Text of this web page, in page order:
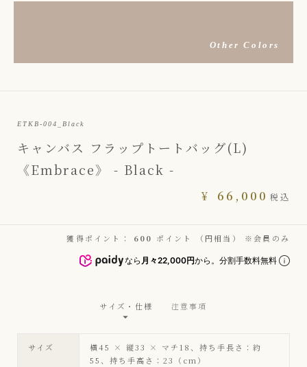
Other Colors
ETKB-004_Black
キャンバス フラップトートバッグ(L)
《Embrace》 - Black -
¥ 66,000 税込
獲得ポイント： 600 ポイント （円相当） ※会員のみ
なら 月々22,000円から。分割手数料無料
サイズ・仕様 注意事項
サイズ
横45 × 縦33 × マチ18、持ち手長さ：約
55、持ち手高さ：23（cm）